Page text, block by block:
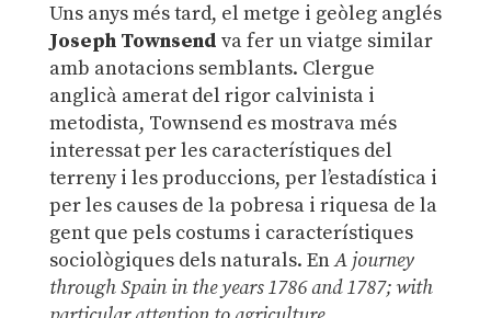
Uns anys més tard, el metge i geòleg anglés
Joseph Townsend va fer un viatge similar
amb anotacions semblants. Clergue
anglicà amerat del rigor calvinista i
metodista, Townsend es mostrava més
interessat per les característiques del
terreny i les produccions, per l’estadística i
per les causes de la pobresa i riquesa de la
gent que pels costums i característiques
sociològiques dels naturals. EnA journey
through Spain in the years 1786 and 1787; with